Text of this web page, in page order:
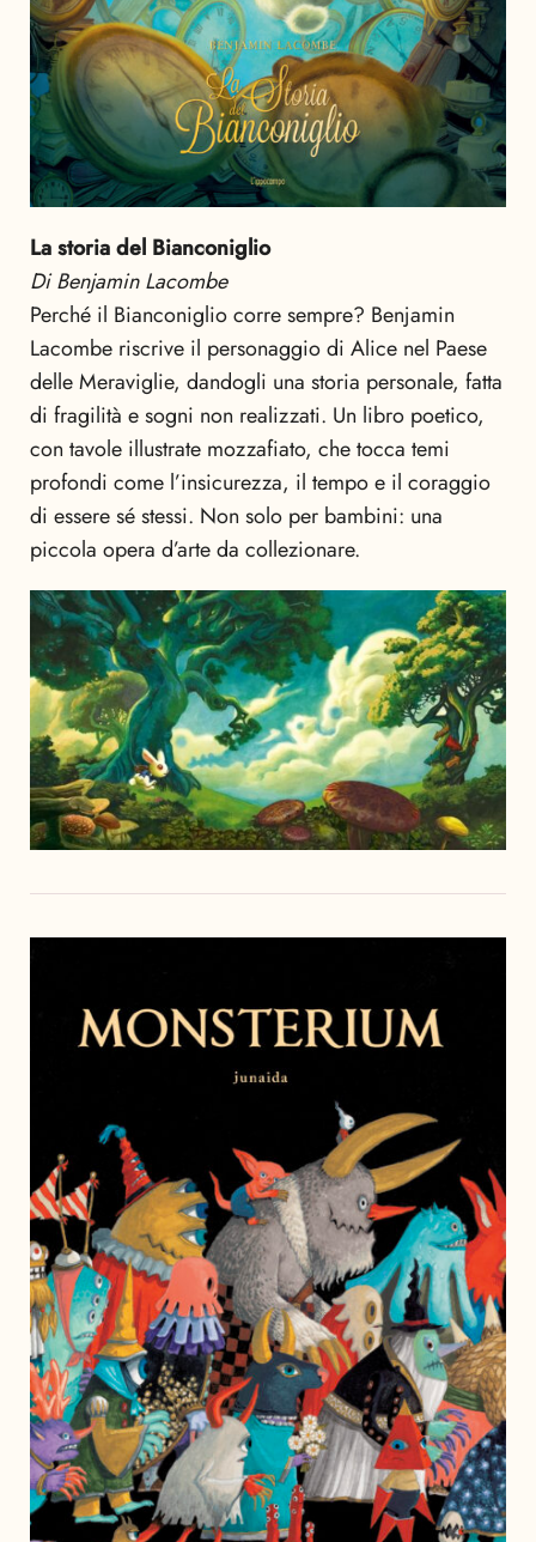
La storia del Bianconiglio
Di Benjamin Lacombe
Perché il Bianconiglio corre sempre? Benjamin
Lacombe riscrive il personaggio di Alice nel Paese
delle Meraviglie, dandogli una storia personale, fatta
di fragilità e sogni non realizzati. Un libro poetico,
con tavole illustrate mozzafiato, che tocca temi
profondi come l’insicurezza, il tempo e il coraggio
di essere sé stessi. Non solo per bambini: una
piccola opera d’arte da collezionare.